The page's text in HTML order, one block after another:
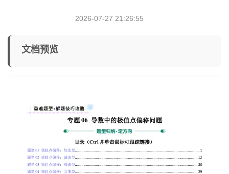
2026-07-27 21:26:55
文档预览